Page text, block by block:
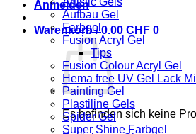
Anmelden
Warenkorb /0.00 CHF 0
Es befinden sich keine
Aufbau Gel
Farbgel
Fusion Acryl Gel
Tips
Fusion Colour Acryl Gel
Hema free UV Gel Lack
Painting Gel
Plastiline Gels
Spider Gel
Super Shine Farbgel